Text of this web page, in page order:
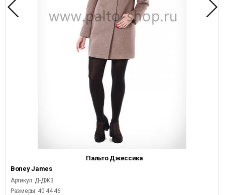
Пальто Джессика
Boney James
Артикул: Д-ДЖ3
Размеры: 40 44 46